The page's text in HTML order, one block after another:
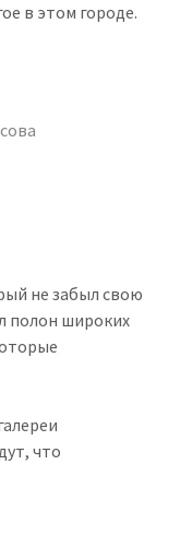
в этом городе.
не забыл свою
полон широких
что